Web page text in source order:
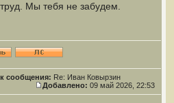
Мы тебя не забудем.
сообщения: Re: Иван Ковырзин
Добавлено: 09 май 2026, 22:53